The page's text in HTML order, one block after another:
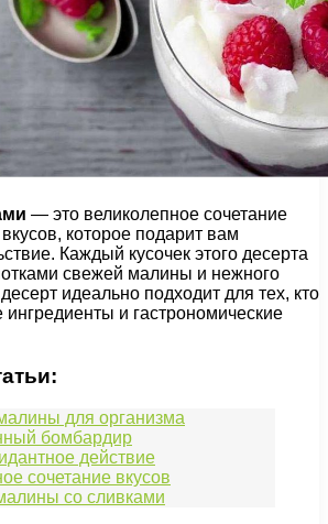
— это великолепное сочетание
которое подарит вам
Каждый кусочек этого десерта
свежей малины и нежного
идеально подходит для тех, кто
ингредиенты и гастрономические
для организма
бомбардир
действие
сочетание вкусов
со сливками